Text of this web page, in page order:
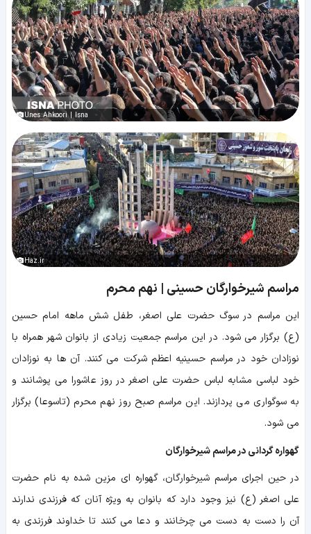
Unes Ahkoori | Isna
Haz.ir
مراسم شیرخوارگان حسینی | نهم محرم
این مراسم در سوگ حضرت علی اصغر، طفل شش ماهه امام حسین
(ع) برگزار می شود. در این مراسم جمعیت زیادی از بانوان شهر همراه با
نوزادان خود در مراسم حسینیه اعظم شرکت می کنند. آن ها به نوزادان
خود لباسی مشابه لباس حضرت علی اصغر در روز عاشورا می پوشانند و
به سوگواری می پردازند. این مراسم صبح روز نهم محرم (تاسوعا) برگزار
می شود.
گهواره گردانی در مراسم شیرخوارگان
در حین اجرای مراسم شیرخوارگان، گهواره ای مزین شده به نام حضرت
علی اصغر (ع) نیز وجود دارد که بانوان به ویژه آنان که فرزندی ندارند
آن را دست به دست می چرخانند و دعا می کنند تا خداوند فرزندی به